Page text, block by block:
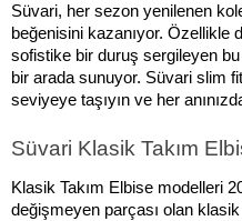
Süvari, her sezon yenilenen
beğenisini kazanıyor. Özellikle
sofistike bir duruş sergileyen bu
bir arada sunuyor. Süvari slim
seviyeye taşıyın ve her
Süvari Klasik Takım
Klasik Takım Elbise modelleri
değişmeyen parçası olan